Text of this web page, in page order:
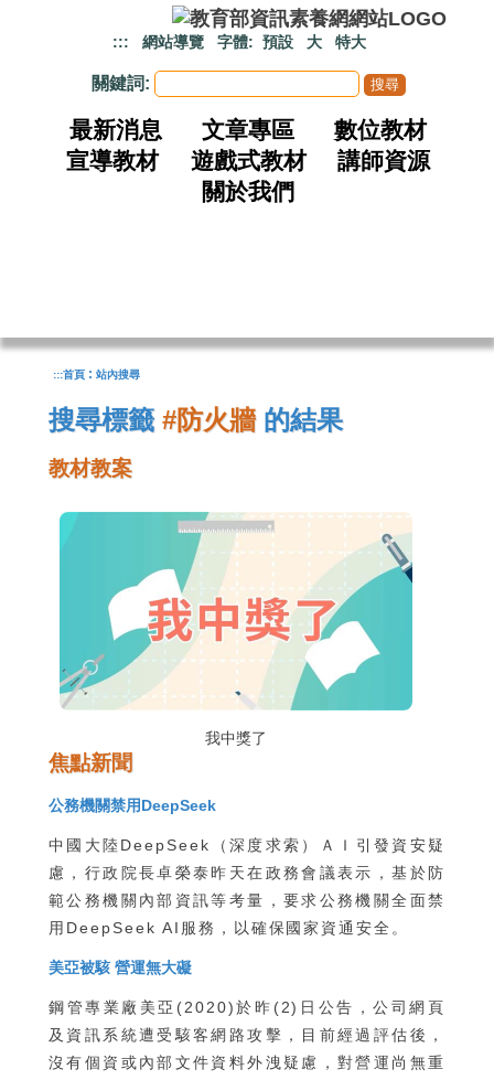
::: 網站導覽 字體: 預設 大 特大
關鍵詞:
最新消息 文章專區
數位教材
宣導教材
遊戲式教材
講師資源
關於我們
:::首頁 : 站內搜尋
搜尋標籤 #防火牆 的結果
教材教案
我中獎了
焦點新聞
公務機關禁用DeepSeek
中國大陸DeepSeek（深度求索）ＡＩ引發資安疑
慮，行政院長卓榮泰昨天在政務會議表示，基於防
範公務機關內部資訊等考量，要求公務機關全面禁
用DeepSeek AI服務，以確保國家資通安全。
美亞被駭 營運無大礙
鋼管專業廠美亞(2020)於昨(2)日公告，公司網頁
及資訊系統遭受駭客網路攻擊，目前經過評估後，
沒有個資或內部文件資料外洩疑慮，對營運尚無重